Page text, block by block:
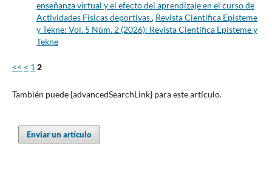
enseñanza virtual y el efecto del aprendizaje en el curso de
Actividades Físicas deportivas, Revista Científica Episteme
y Tekne: Vol. 5 Núm. 2 (2026): Revista Científica Episteme y
Tekne
<< < 12
También puede {advancedSearchLink} para este artículo.
Enviar un artículo